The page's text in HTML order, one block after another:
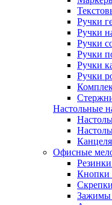
Ручки
Ручки
Ручки
Ручки
Ручки
Ручки
Настольные
Офисные
Кнопки
Зажимы